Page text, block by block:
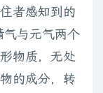
者感知到的
气与元气两个
物质，无处
的成分，转